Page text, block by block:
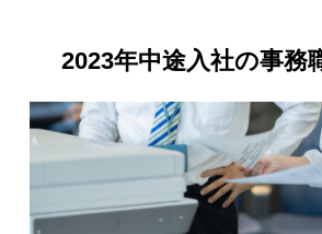
2023年中途入社の事務